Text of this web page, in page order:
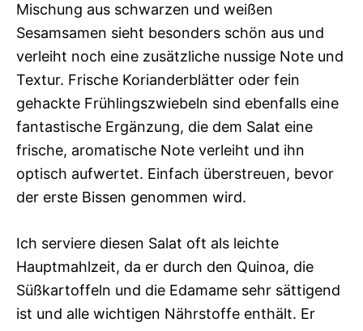
Mischung aus schwarzen und weißen
Sesamsamen sieht besonders schön aus und
verleiht noch eine zusätzliche nussige Note und
Textur. Frische Korianderblätter oder fein
gehackte Frühlingszwiebeln sind ebenfalls eine
fantastische Ergänzung, die dem Salat eine
frische, aromatische Note verleiht und ihn
optisch aufwertet. Einfach überstreuen, bevor
der erste Bissen genommen wird.
Ich serviere diesen Salat oft als leichte
Hauptmahlzeit, da er durch den Quinoa, die
Süßkartoffeln und die Edamame sehr sättigend
ist und alle wichtigen Nährstoffe enthält. Er